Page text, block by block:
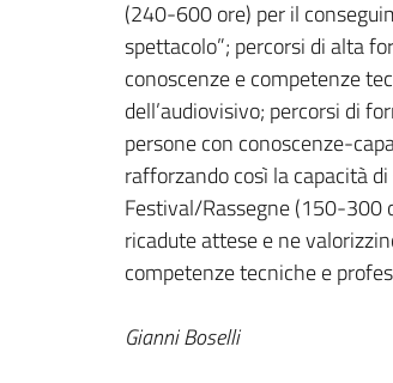
(240-600 ore) per il
spettacolo”; percorsi di alta
conoscenze e competenze
dell’audiovisivo; percorsi di
persone con conoscenze-
rafforzando così la capacità
Festival/Rassegne (150-300
ricadute attese e ne
competenze tecniche e
Gianni Boselli